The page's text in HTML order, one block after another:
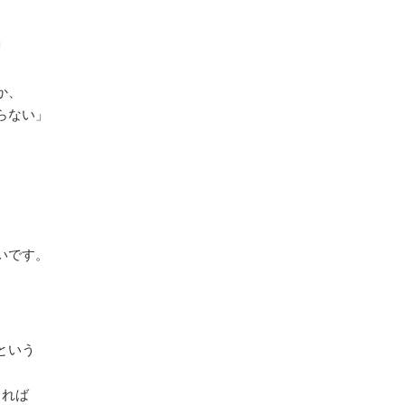
い」
す。
いう
ば